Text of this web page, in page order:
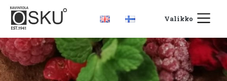
Valikko